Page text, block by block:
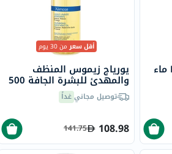
بيوديرما سينسيبيو H2O ماء
أقل سعرمن 30 يوم
يورياج زيموس المنظف
والمهدئ للبشرة الجافة 500
ملتوصيل مجانيغداً
108.98
141.75